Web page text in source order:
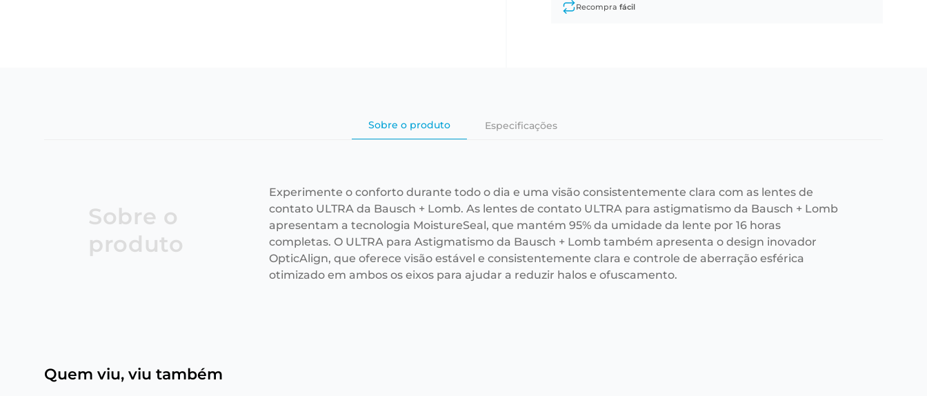
Recompra fácil
Sobre o produto Especificações
Sobre o
produto
Experimente o conforto durante todo o dia e uma visão consistentemente clara com as lentes de
contato ULTRA da Bausch + Lomb. As lentes de contato ULTRA para astigmatismo da Bausch + Lomb
apresentam a tecnologia MoistureSeal, que mantém 95% da umidade da lente por 16 horas
completas. O ULTRA para Astigmatismo da Bausch + Lomb também apresenta o design inovador
OpticAlign, que oferece visão estável e consistentemente clara e controle de aberração esférica
otimizado em ambos os eixos para ajudar a reduzir halos e ofuscamento.
Quem viu, viu também